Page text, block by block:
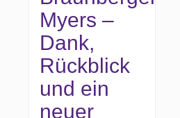
Myers –
Dank,
Rückblick
und ein
neuer